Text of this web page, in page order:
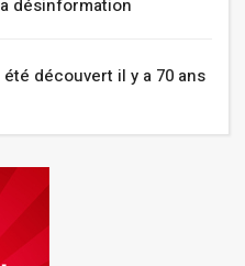
désinformation
découvert il y a 70 ans